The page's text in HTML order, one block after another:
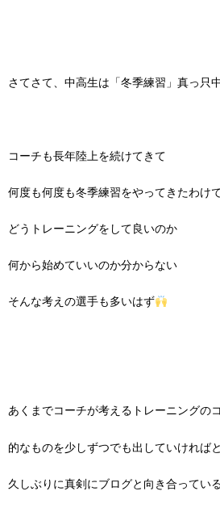
さてさて、中高生は「冬季練習」真っ只
コーチも長年陸上を続けてきて
何度も何度も冬季練習をやってきたわけ
どうトレーニングをして良いのか
何から始めていいのか分からない
そんな考えの選手も多いはず
あくまでコーチが考えるトレーニングの
的なものを少しずつでも出していければと
久しぶりに真剣にブログと向き合ってい